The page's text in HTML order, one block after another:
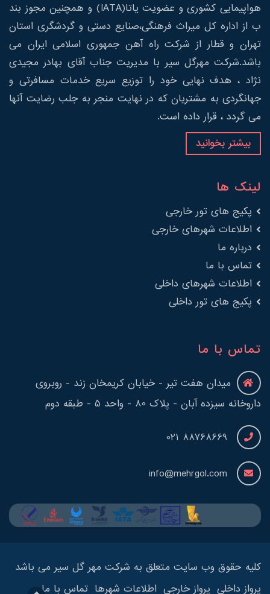
هواپیمایی کشوری و عضویت یاتا(IATA) و همچنین مجوز بند
ب از اداره کل میراث فرهنگی،صنایع دستی و گردشگری استان
تهران و قطار از شرکت راه آهن جمهوری اسلامی ایران می
باشد.شرکت مهرگل سیر با مدیریت جناب آقای بهادر مجیدی
نژاد ، هدف نهایی خود را توزیع سریع خدمات مسافرتی و
جهانگردی به مشتریان که در نهایت منجر به جلب رضایت آنها
می گردد ، قرار داده است.
بیشتر بخوانید
لینک ها
پکیج های تور خارجی
اطلاعات شهرهای خارجی
درباره ما
تماس با ما
اطلاعات شهرهای داخلی
پکیج های تور داخلی
تماس با ما
میدان هفت تیر - خیابان کریمخان زند - روبروی
داروخانه سیزده آبان - پلاک 80 - واحد 5 - طبقه دوم
88768669 021
info@mehrgol.com
کلیه حقوق وب سایت متعلق به شرکت مهر گل سیر می باشد
پرواز داخلی پرواز خارجی اطلاعات شهرها تماس با ما